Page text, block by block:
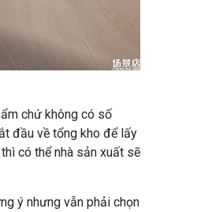
chứ không có số
đầu về tổng kho để lấy
có thể nhà sản xuất sẽ
ý nhưng vẫn phải chọn